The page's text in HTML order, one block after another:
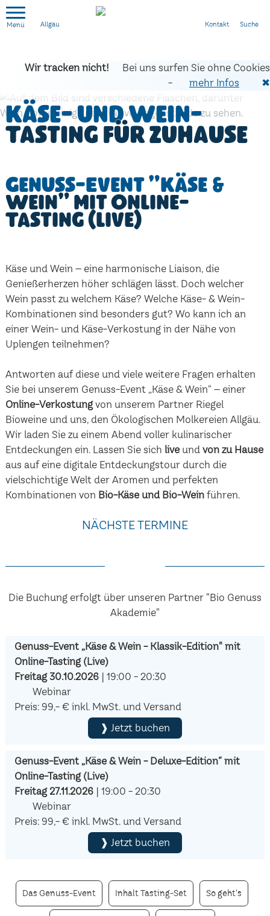
Allgäu
Wir tracken nicht!
Bei uns surfen Sie ohne Cookies
-
mehr Infos ✖
Käse- und Wein-
Tasting für zuhause
Genuss-Event "Käse &
Wein" mit Online-
Tasting (live)
Käse und Wein – eine harmonische Liaison, die
Genießerherzen höher schlägen lässt. Doch welcher
Wein passt zu welchem Käse? Welche Käse- & Wein-
Kombinationen sind besonders gut? Wo kann ich an
einer Wein- und Käse-Verkostung in der Nähe von
Uplengen teilnehmen?
Antworten auf diese und viele weitere Fragen erhalten
Sie bei unserem Genuss-Event „Käse & Wein“ – einer
Online-Verkostungvon unserem Partner Riegel
Bioweine und uns, den Ökologischen Molkereien Allgäu.
Wir laden Sie zu einem Abend voller kulinarischer
Entdeckungen ein. Lassen Sie sich live und von zu Hause
aus auf eine digitale Entdeckungstour durch die
vielschichtige Welt der Aromen und perfekten
Kombinationen von Bio-Käse und Bio-Weinführen.
NÄCHSTE TERMINE
Die Buchung erfolgt über unseren Partner "Bio Genuss
Akademie"
Genuss-Event „Käse & Wein - Klassik-Edition" mit
Online-Tasting (Live)
Freitag 30.10.2026| 19:00 - 20:30
Webinar
Preis: 99,- € inkl. MwSt. und Versand
❱ Jetzt buchen
Genuss-Event „Käse & Wein - Deluxe-Edition“ mit
Online-Tasting (Live)
Freitag 27.11.2026| 19:00 - 20:30
Webinar
Preis: 99,- € inkl. MwSt. und Versand
❱ Jetzt buchen
Das Genuss-Event Inhalt Tasting-Set So geht's